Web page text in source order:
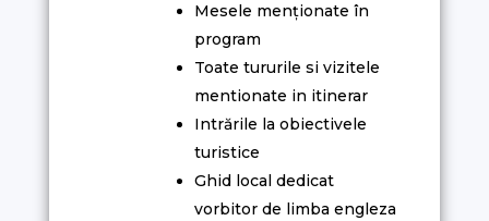
Mesele menționate în
program
Toate tururile si vizitele
mentionate in itinerar
Intrările la obiectivele
turistice
Ghid local dedicat
vorbitor de limba engleza